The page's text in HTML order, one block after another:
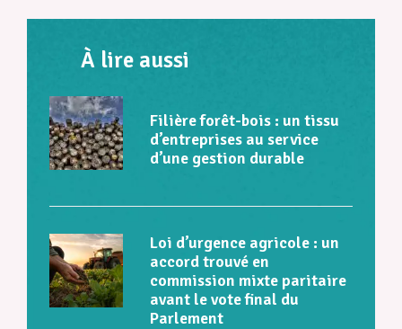
À lire aussi
Filière forêt-bois : un tissu
d’entreprises au service
d’une gestion durable
Loi d’urgence agricole : un
accord trouvé en
commission mixte paritaire
avant le vote final du
Parlement